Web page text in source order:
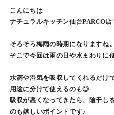
こんにちは
ナチュラルキッチン仙台PARCO店
そろそろ梅雨の時期になりますね。
そこで今回は雨の日や水まわりに
水滴や湿気を吸収してくれるだけ
用途に分けて使えるのも◎
吸収が悪くなってきたら、陰干し
のも嬉しいポイントです♪